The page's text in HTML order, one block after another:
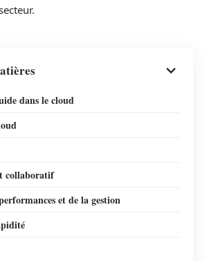
dans le cloud
collaboratif
et de la gestion